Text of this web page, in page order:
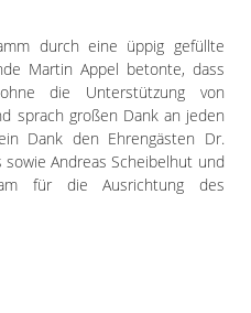
durch eine üppig gefüllte
Martin Appel betonte, dass
die Unterstützung von
sprach großen Dank an jeden
Dank den Ehrengästen Dr.
sowie Andreas Scheibelhut und
für die Ausrichtung des